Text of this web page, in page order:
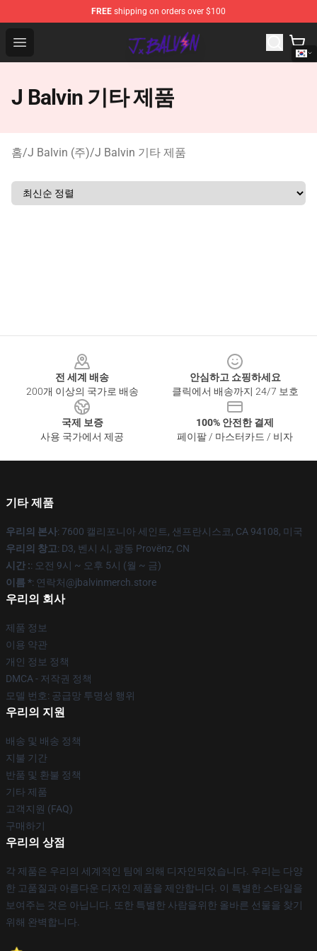
FREE shipping on orders over $100
Open menu
J Balvin Store - Official J Balvin Merchandise Shop
J Balvin 기타 제품
홈/J Balvin (주)/J Balvin 기타 제품
전 세계 배송
200개 이상의 국가로 배송
안심하고 쇼핑하세요
클릭에서 배송까지 24/7 보호
국제 보증
사용 국가에서 제공
100% 안전한 결제
페이팔 / 마스터카드 / 비자
기타 제품
우리의 본사: 7600 캘리포니아 세인트, 샌프란시스코, CA 94108, 미국
우리의 창고: D3, 벤시 시, 광동 Provënz, CN
시간 :: 오전 9시 ~ 오후 5시 (월 ~ 금)
이름 *: 연락처@jbalvinmerch.store
우리의 회사
제품 정보
이용 약관
개인 정보 정책
DMCA - 저작권 정책
모델 번호: 공급망 투명성 행위
우리의 지원
배송 및 배송 정책
지불 기간
반품 및 환불 정책
기타 제품
고객지원 (FAQ)
구매하기
우리의 상점
각 제품은 우리의 세계적인 팀에 의해 디자인되었습니다. 우리는 다양
한 고품질과 아름다운 디자인 제품을 제안합니다. 이 특별한 스타일을
보여주는 것은 아닙니다. 또한 특별한 사람을위한 올바른 선물을 찾기
위해 완벽합니다.